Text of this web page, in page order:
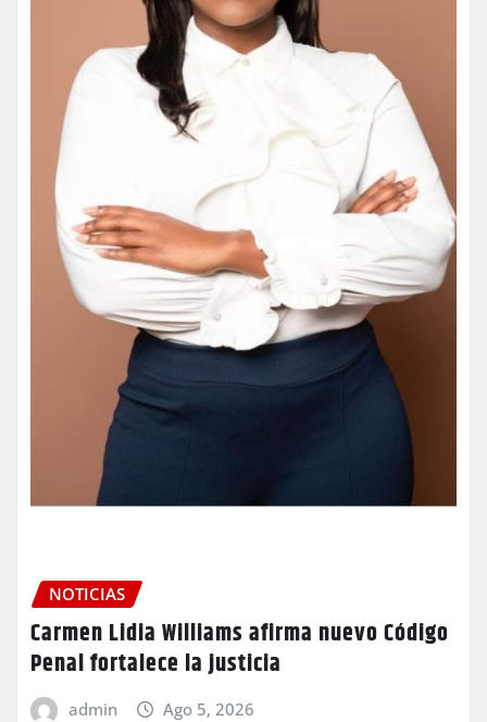
NOTICIAS
Carmen Lidia Williams afirma nuevo Código
Penal fortalece la justicia
admin Ago 5, 2026